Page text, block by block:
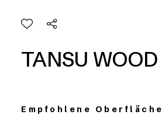
TANSU WOOD
Empfohlene Oberfläche